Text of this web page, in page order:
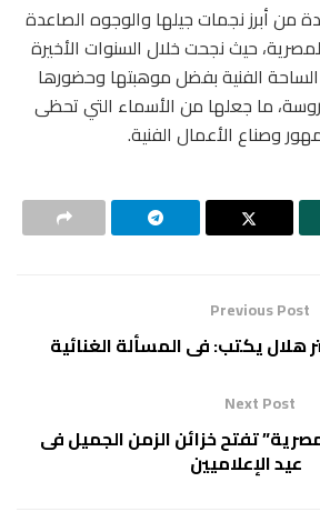
من أبرز نجمات جيلها والوجوه الصاعدة
حيث نجحت خلال السنوات الأخيرة
الفنية بفضل موهبتها وحضورها
ما جعلها من الأسماء التي تحظى
وصناع الأعمال الفنية.
Previous Post
هلال يكتب: فى المسألة الغنائية
Next Post
تفتح خزائن الزمن الجميل فى
عيد الإعلاميين